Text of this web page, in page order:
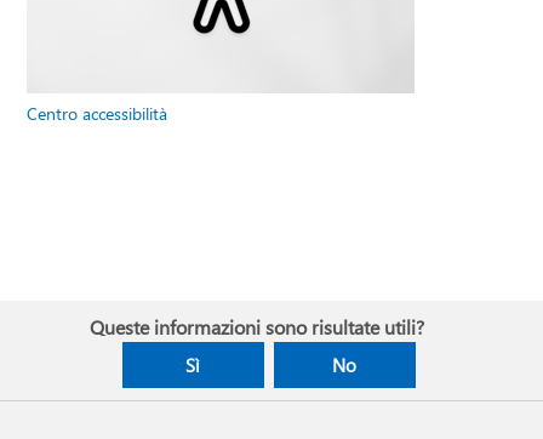
Centro accessibilità
Queste informazioni sono risultate utili?
Sì No